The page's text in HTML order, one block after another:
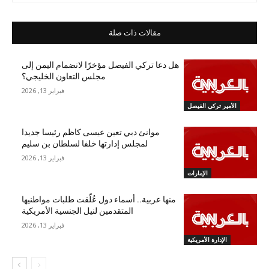
مقالات ذات صلة
الأمير تركي الفيصل
هل دعا تركي الفيصل مؤخرًا لانضمام اليمن إلى
مجلس التعاون الخليجي؟
فبراير 13, 2026
الإمارات
موانئ دبي تعين عيسى كاظم رئيسا جديدا
لمجلس إدارتها خلفا لسلطان بن سليم
فبراير 13, 2026
الإدارة الأمريكية
منها عربية.. أسماء دول عُلّقت طلبات مواطنيها
المتقدمين لنيل الجنسية الأمريكية
فبراير 13, 2026